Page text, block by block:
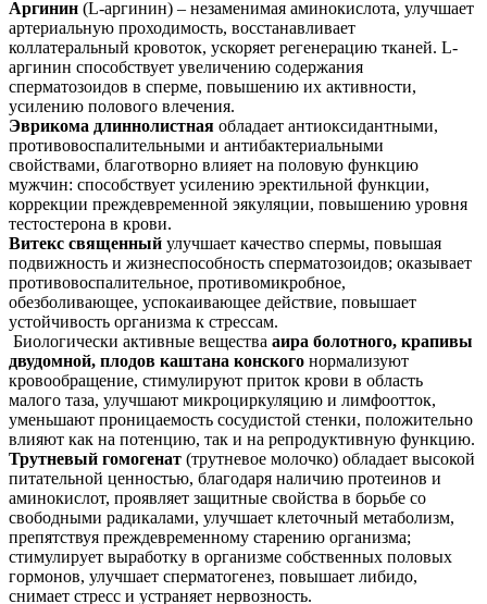
Аргинин (L-аргинин) – незаменимая аминокислота, улучшает
артериальную проходимость, восстанавливает
коллатеральный кровоток, ускоряет регенерацию тканей. L-
аргинин способствует увеличению содержания
сперматозоидов в сперме, повышению их активности,
усилению полового влечения.
Эврикома длиннолистная обладает антиоксидантными,
противовоспалительными и антибактериальными
свойствами, благотворно влияет на половую функцию
мужчин: способствует усилению эректильной функции,
коррекции преждевременной эякуляции, повышению уровня
тестостерона в крови.
Витекс священный улучшает качество спермы, повышая
подвижность и жизнеспособность сперматозоидов; оказывает
противовоспалительное, противомикробное,
обезболивающее, успокаивающее действие, повышает
устойчивость организма к стрессам.
Биологически активные вещества аира болотного, крапивы
двудомной, плодов каштана конского нормализуют
кровообращение, стимулируют приток крови в область
малого таза, улучшают микроциркуляцию и лимфоотток,
уменьшают проницаемость сосудистой стенки, положительно
влияют как на потенцию, так и на репродуктивную функцию.
Трутневый гомогенат (трутневое молочко) обладает высокой
питательной ценностью, благодаря наличию протеинов и
аминокислот, проявляет защитные свойства в борьбе со
свободными радикалами, улучшает клеточный метаболизм,
препятствуя преждевременному старению организма;
стимулирует выработку в организме собственных половых
гормонов, улучшает сперматогенез, повышает либидо,
снимает стресс и устраняет нервозность.